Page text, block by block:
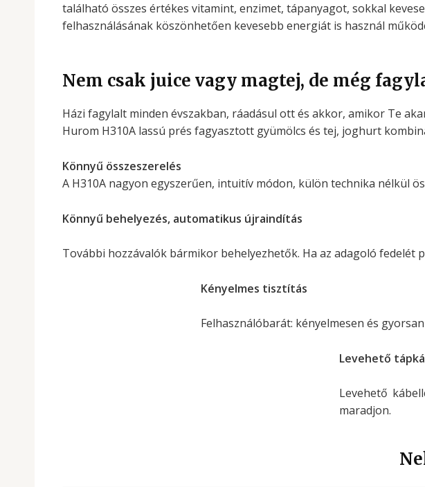
található összes értékes vitamint, enzimet, tápanyagot, sokkal
felhasználásának köszönhetően kevesebb energiát is használ
Nem csak juice vagy magtej, de még
Házi fagylalt minden évszakban, ráadásul ott és akkor, amikor Te
Hurom H310A lassú prés fagyasztott gyümölcs és tej, joghurt
Könnyű összeszerelés
A H310A nagyon egyszerűen, intuitív módon, külön technika nélkül
Könnyű behelyezés, automatikus újraindítás
További hozzávalók bármikor behelyezhetők. Ha az adagoló
Felhasználóbarát: kényelmesen és gyorsan szétszedhető géptest,
Levehető kábellel rendelkezik, amely